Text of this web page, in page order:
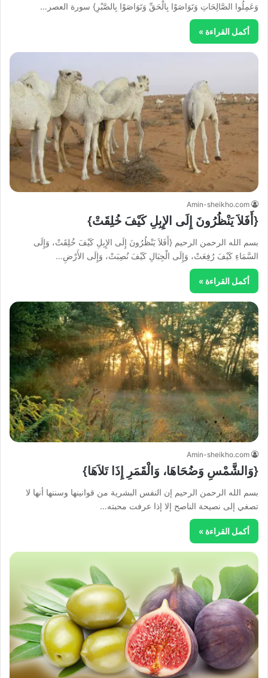
وَعَمِلُوا الصَّالِحَاتِ وَتَوَاصَوْا بِالْحَقِّ وَتَوَاصَوْا بِالصَّبْرِ} سورة العصر…
أكمل القراءة »
Amin-sheikho.com
{أَفَلاَ يَنْظُرُونَ إِلَى الإِبِلِ كَيْفَ خُلِقَتْ}
بسم الله الرحمن الرحيم {أَفَلاَ يَنْظُرُونَ إِلَى الإِبِلِ كَيْفَ خُلِقَتْ، وَإِلَى
السَّمَاءِ كَيْفَ رُفِعَتْ، وَإِلَى الْجِبَالِ كَيْفَ نُصِبَتْ، وَإِلَى الأَرْضِ…
أكمل القراءة »
Amin-sheikho.com
{وَالشَّمْسِ وَضُحَاهَا، وَالْقَمَرِ إِذَا تَلاَهَا}
بسم الله الرحمن الرحيم إن النفس البشرية من قوانينها وسننها أنها لا
تصغي إلى نصيحة الناصح إلا إذا عرفت محبته…
أكمل القراءة »